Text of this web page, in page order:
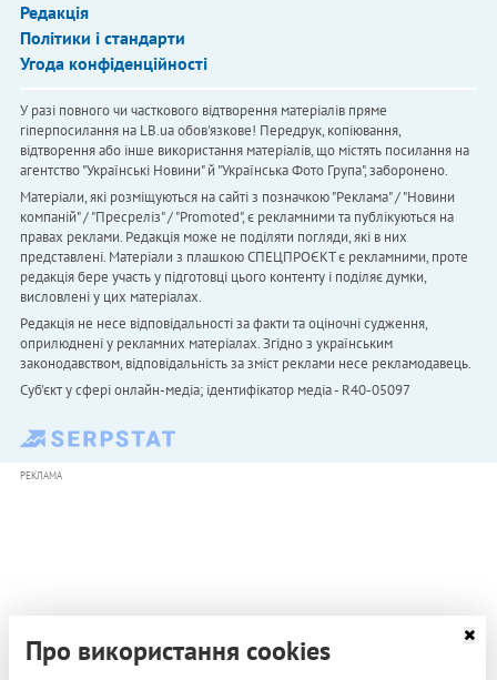
Редакція
Політики і стандарти
Угода конфіденційності
У разі повного чи часткового відтворення матеріалів пряме
гіперпосилання на LB.ua обов'язкове! Передрук, копіювання,
відтворення або інше використання матеріалів, що містять посилання на
агентство "Українськi Новини" й "Українська Фото Група", заборонено.
Матеріали, які розміщуються на сайті з позначкою "Реклама" / "Новини
компаній" / "Пресреліз" / "Promoted", є рекламними та публікуються на
правах реклами. Редакція може не поділяти погляди, які в них
представлені. Матеріали з плашкою СПЕЦПРОЄКТ є рекламними, проте
редакція бере участь у підготовці цього контенту і поділяє думки,
висловлені у цих матеріалах.
Редакція не несе відповідальності за факти та оціночні судження,
оприлюднені у рекламних матеріалах. Згідно з українським
законодавством, відповідальність за зміст реклами несе рекламодавець.
Cуб'єкт у сфері онлайн-медіа; ідентифікатор медіа - R40-05097
РЕКЛАМА
Про використання cookies